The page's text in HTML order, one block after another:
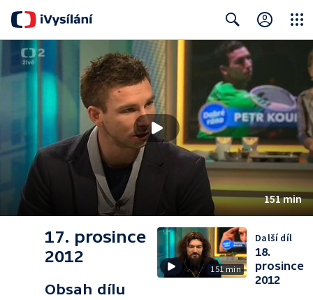
Search
151 min
17. prosince
2012
Obsah dílu
151 min
Další díl
18.
prosince
2012